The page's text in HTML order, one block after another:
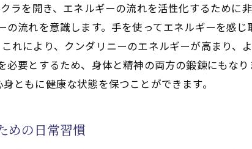
己理解の深化法
療法)における自己認識の進化ステップ
られる精神的洞察
気功(天啓気功治療や療法)で引き出すアプローチ
を日常に活かすテクニック
ラを開き、エネルギーの流れを活性化するために
流れを意識します。手を使ってエネルギーを感
れにより、クンダリニーのエネルギーが高まり
要とするため、身体と精神の両方の鍛錬にもな
ともに健康な状態を保つことができます。
めの日常習慣